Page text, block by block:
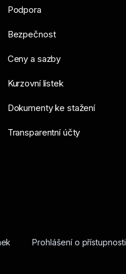
Podpora
Bezpečnost
Ceny a sazby
Kurzovní lístek
Dokumenty ke stažení
Transparentní účty
Prohlášení o přístupnosti